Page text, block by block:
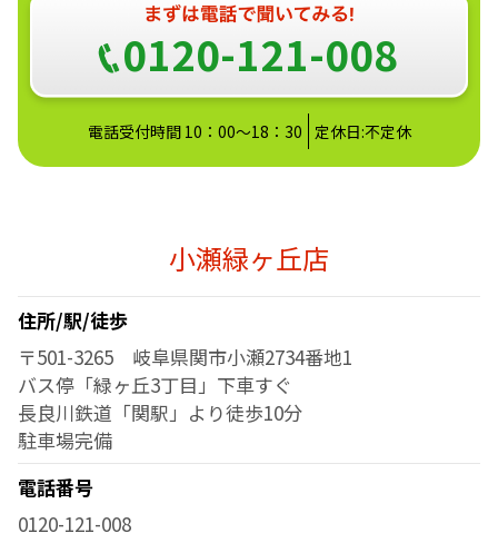
0120-121-008
電話受付時間 10：00～18：30 定休日:不定休
小瀬緑ヶ丘店
住所/駅/徒歩
〒501-3265 岐阜県関市小瀬2734番地1
バス停「緑ヶ丘3丁目」下車すぐ
長良川鉄道「関駅」より徒歩10分
駐車場完備
電話番号
0120-121-008